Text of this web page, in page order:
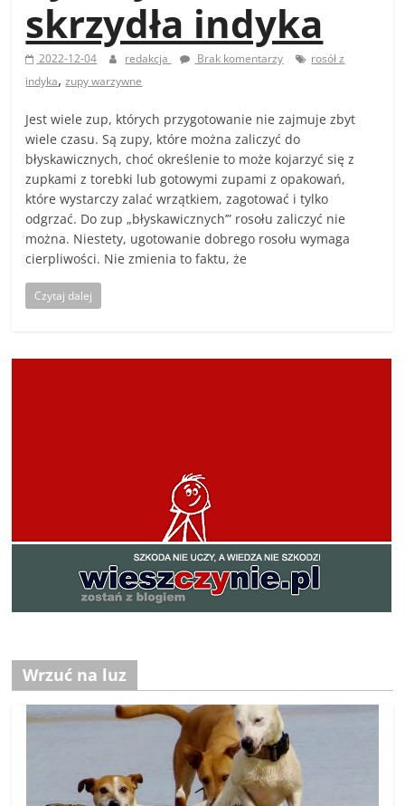
skrzydła indyka
2022-12-04 redakcja Brak komentarzy
rosół z
indyka,zupy warzywne
Jest wiele zup, których przygotowanie nie zajmuje zbyt
wiele czasu. Są zupy, które można zaliczyć do
błyskawicznych, choć określenie to może kojarzyć się z
zupkami z torebki lub gotowymi zupami z opakowań,
które wystarczy zalać wrzątkiem, zagotować i tylko
odgrzać. Do zup „błyskawicznych’” rosołu zaliczyć nie
można. Niestety, ugotowanie dobrego rosołu wymaga
cierpliwości. Nie zmienia to faktu, że
Czytaj dalej
Wrzuć na luz